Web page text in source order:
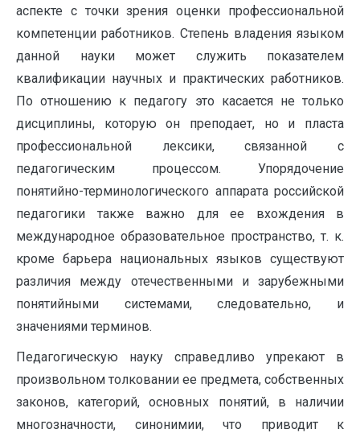
аспекте с точки зрения оценки профессиональной
компетенции работников. Степень владения языком
данной науки может служить показателем
квалификации научных и практических работников.
По отношению к педагогу это касается не только
дисциплины, которую он преподает, но и пласта
профессиональной лексики, связанной с
педагогическим процессом. Упорядочение
понятийно-терминологического аппарата российской
педагогики также важно для ее вхождения в
международное образовательное пространство, т. к.
кроме барьера национальных языков существуют
различия между отечественными и зарубежными
понятийными системами, следовательно, и
значениями терминов.
Педагогическую науку справедливо упрекают в
произвольном толковании ее предмета, собственных
законов, категорий, основных понятий, в наличии
многозначности, синонимии, что приводит к